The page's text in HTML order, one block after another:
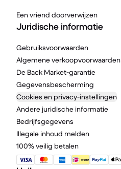
Een vriend doorverwijzen
Juridische informatie
Gebruiksvoorwaarden
Algemene verkoopvoorwaarden
De Back Market-garantie
Gegevensbescherming
Cookies en privacy-instellingen
Andere juridische informatie
Bedrijfsgegevens
Illegale inhoud melden
100% veilig betalen